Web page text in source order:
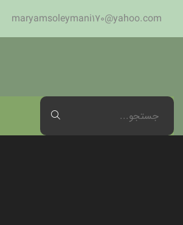
maryamsoleymani170@yahoo.com